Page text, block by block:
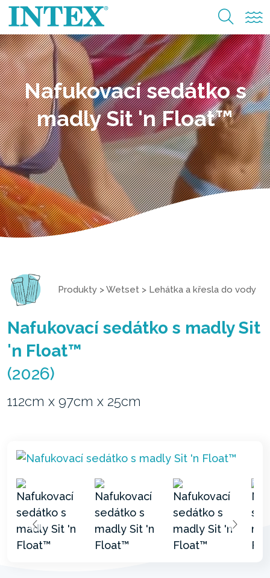
Nafukovací sedátko s
madly Sit 'n Float™
Produkty >Wetset > Lehátka a křesla do vody
Nafukovací sedátko s madly Sit
'n Float™
(2026)
112cm x 97cm x 25cm